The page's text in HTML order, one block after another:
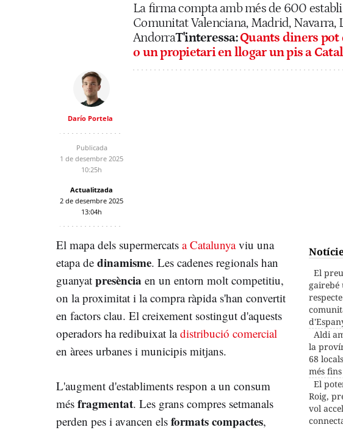
La firma compta amb més de 600
Comunitat Valenciana, Madrid, Navarra,
AndorraT'interessa:Quants diners
o un propietari en llogar un pis a
Darío Portela
Publicada
1 de desembre 2025
10:25h
Actualitzada
2 de desembre 2025
13:04h
El
gairebé
Aldi
la
68
més
El
Roig,
vol
El mapa dels supermercats a Catalunyaviu una
etapa de dinamisme. Les cadenes regionals han
guanyat presència en un entorn molt competitiu,
on la proximitat i la compra ràpida s'han convertit
en factors clau. El creixement sostingut d'aquests
operadors ha redibuixat ladistribució comercial
en àrees urbanes i municipis mitjans.
L'augment d'establiments respon a un consum
més fragmentat. Les grans compres setmanals
perden pes i avancen els formats compactes,